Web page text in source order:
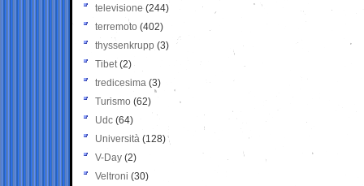
televisione(244)
terremoto (402)
thyssenkrupp (3)
Tibet(2)
tredicesima (3)
Turismo (62)
Udc (64)
Università (128)
V-Day (2)
Veltroni (30)